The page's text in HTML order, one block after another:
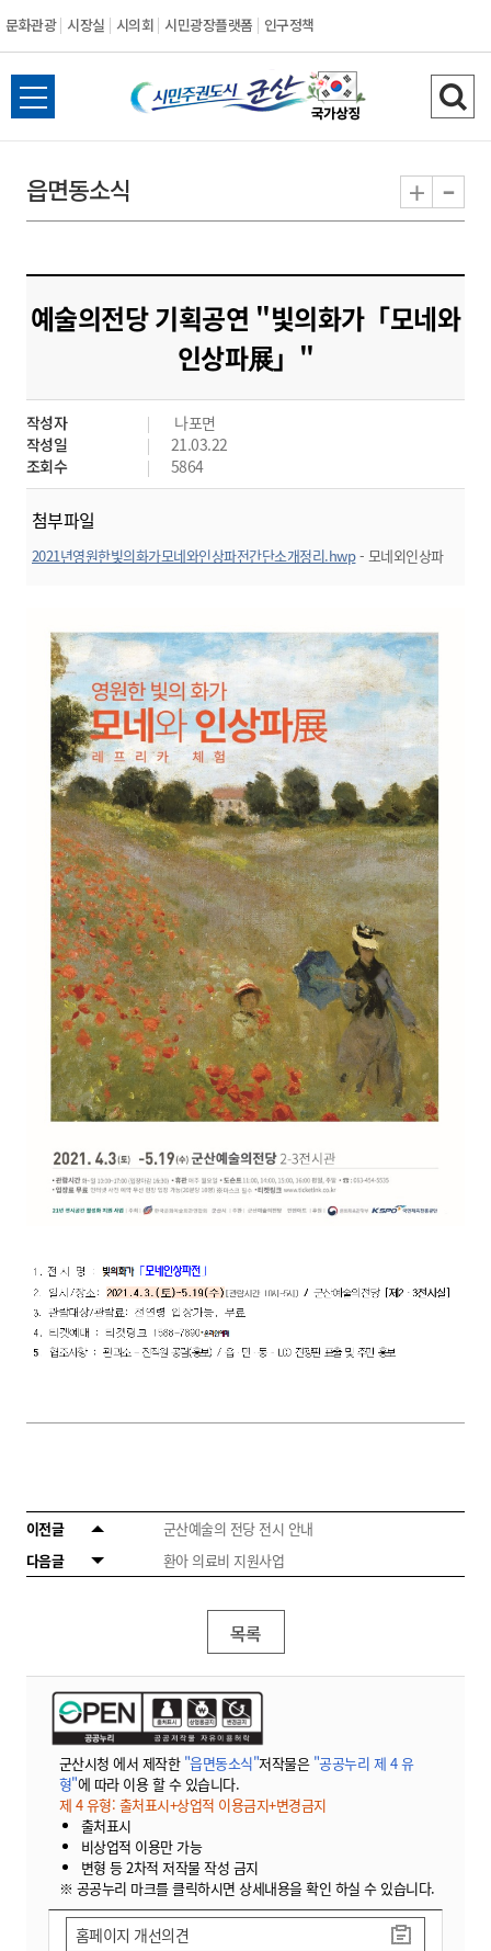
문화관광 시장실 시의회 시민광장플랫폼 인구정책
시
민
도
시
군
산
전
체
뉴
열
검
색
기
읍면동소식 + -
예술의전당 기획공연 "빛의화가「모네와
인상파展」"
작성자
나포면
작성일
21.03.22
조회수
5864
첨부파일
2021년영원한빛의화가모네와인상파전간단소개정리.hwp- 모네외인상파
이전글
군산예술의 전당 전시 안내
다음글
환아 의료비 지원사업
목록
군산시청 에서 제작한 "읍면동소식"저작물은 "공공누리 제 4 유
형"에 따라 이용 할 수 있습니다.
제 4 유형: 출처표시+상업적 이용금지+변경금지
출처표시
비상업적 이용만 가능
변형 등 2차적 저작물 작성 금지
※ 공공누리 마크를 클릭하시면 상세내용을 확인 하실 수 있습니다.
홈페이지 개선의견